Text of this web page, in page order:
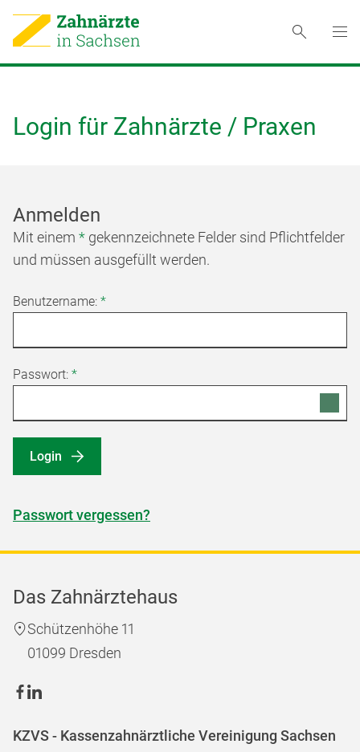
Login für Zahnärzte / Praxen
Anmelden
Mit einem * gekennzeichnete Felder sind Pflichtfelder
und müssen ausgefüllt werden.
Benutzername: *
Passwort: *
Login
Passwort vergessen?
Das Zahnärztehaus
Schützenhöhe 11
01099 Dresden
KZVS - Kassenzahnärztliche Vereinigung Sachsen